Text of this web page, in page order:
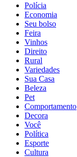
Polícia
Economia
Seu bolso
Feira
Vinhos
Direito
Rural
Variedades
Sua Casa
Beleza
Pet
Comportamento
Decora
Você
Política
Esporte
Cultura